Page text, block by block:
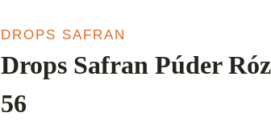
DROPS SAFRAN
Drops Safran Púder
56